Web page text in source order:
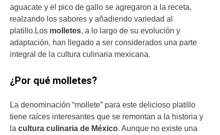
aguacate y el pico de gallo se agregaron a la receta,
realzando los sabores y añadiendo variedad al
platillo.Los molletes, a lo largo de su evolución y
adaptación, han llegado a ser considerados una parte
integral de la cultura culinaria mexicana.
¿Por qué molletes?
La denominación “mollete” para este delicioso platillo
tiene raíces interesantes que se remontan a la historia y
la cultura culinaria de México. Aunque no existe una